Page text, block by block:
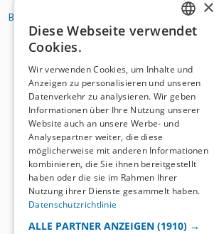
BASIC ORGANIZATIONS
GERMAN
×
Diese Webseite verwendet
Cookies.
Wir verwenden Cookies, um Inhalte und
Anzeigen zu personalisieren und unseren
Datenverkehr zu analysieren. Wir geben
Informationen über Ihre Nutzung unserer
Website auch an unsere Werbe- und
Analysepartner weiter, die diese
möglicherweise mit anderen Informationen
kombinieren, die Sie ihnen bereitgestellt
haben oder die sie im Rahmen Ihrer
Nutzung ihrer Dienste gesammelt haben.
Datenschutzrichtlinie
ALLE PARTNER ANZEIGEN (1910) →